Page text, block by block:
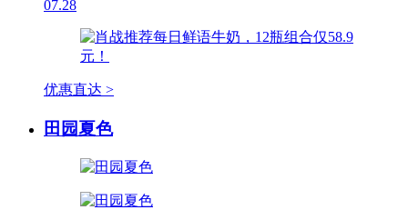
07.28
优惠直达 >
田园夏色